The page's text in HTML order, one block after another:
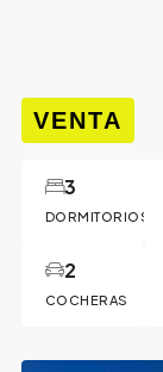
VENTA
DORMITORIOS
3
COCHERAS
2